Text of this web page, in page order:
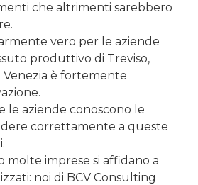
che altrimenti sarebbero
vero per le aziende
produttivo di Treviso,
Venezia è fortemente
aziende conoscono le
correttamente a queste
molte imprese si affidano a
noi di BCV Consulting